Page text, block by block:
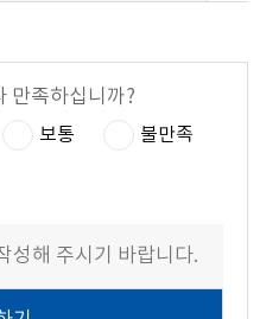
만족하십니까?
보통 불만족